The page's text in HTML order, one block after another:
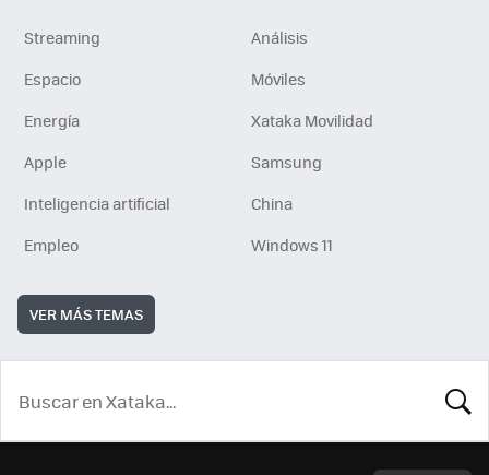
Streaming
Análisis
Espacio
Móviles
Energía
Xataka Movilidad
Apple
Samsung
Inteligencia artificial
China
Empleo
Windows 11
VER MÁS TEMAS